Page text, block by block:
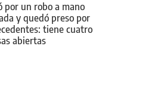
por un robo a mano
y quedó preso por
tiene cuatro
abiertas